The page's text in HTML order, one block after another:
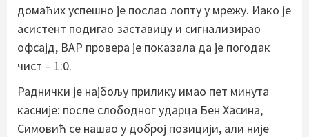
домаћих успешно је послао лопту у мрежу. Иако је
асистент подигао заставицу и сигнализирао
офсајд, ВАР провера је показала да је погодак
чист – 1:0.
Раднички је најбољу прилику имао пет минута
касније: после слободног ударца Бен Хасина,
Симовић се нашао у доброј позицији, али није